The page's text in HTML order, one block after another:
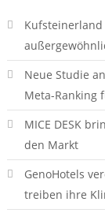
Neue Studie
Meta-Ranking
MICE DESK
den Markt
GenoHotels
treiben ihre